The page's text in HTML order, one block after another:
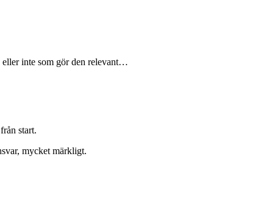
inte som gör den relevant…
start.
mycket märkligt.